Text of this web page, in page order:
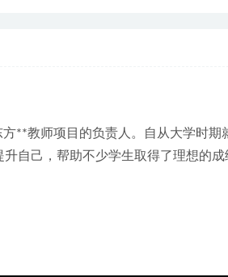
**教师项目的负责人。自从大学时期
自己，帮助不少学生取得了理想的成